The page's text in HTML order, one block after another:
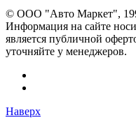
© OOO "Авто Маркет",
Информация на сайте
является публичной
уточняйте у менеджеров.
Наверх